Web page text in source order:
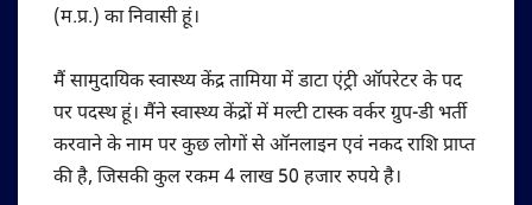
(म.प्र.) का निवासी हूं।
मैं सामुदायिक स्वास्थ्य केंद्र तामिया में डाटा एंट्री ऑपरेटर के पद
पर पदस्थ हूं। मैंने स्वास्थ्य केंद्रों में मल्टी टास्क वर्कर ग्रुप-डी भर्ती
करवाने के नाम पर कुछ लोगों से ऑनलाइन एवं नकद राशि प्राप्त
की है, जिसकी कुल रकम 4 लाख 50 हजार रुपये है।